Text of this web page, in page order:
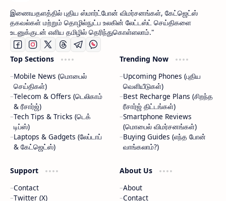
இணையதளத்தில் புதிய ஸ்மார்ட்போன் விமர்சனங்கள், கேட்ஜெட்ஸ்
தகவல்கள் மற்றும் தொழில்நுட்ப உலகின் லேட்டஸ்ட் செய்திகளை
உடனுக்குடன் எளிய தமிழில் தெரிந்துகொள்ளலாம்."
Top Sections
Mobile News (மொபைல்
செய்திகள்)
Telecom & Offers (டெலிகாம்
& ரீசார்ஜ்)
Tech Tips & Tricks (டெக்
டிப்ஸ்)
Laptops & Gadgets (லேப்டாப்
& கேட்ஜெட்ஸ்)
Trending Now
Upcoming Phones (புதிய
வெளியீடுகள்)
Best Recharge Plans (சிறந்த
ரீசார்ஜ் திட்டங்கள்)
Smartphone Reviews
(மொபைல் விமர்சனங்கள்)
Buying Guides (எந்த போன்
வாங்கலாம்?)
Support
Contact
Twitter (X)
About Us
About
Contact